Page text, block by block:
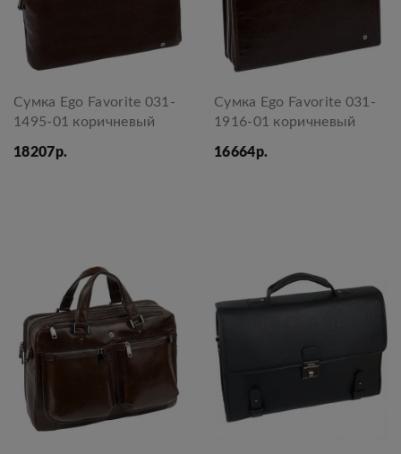
Сумка Ego Favorite 031-
1495-01 коричневый
18207р.
Сумка Ego Favorite 031-
1916-01 коричневый
16664р.